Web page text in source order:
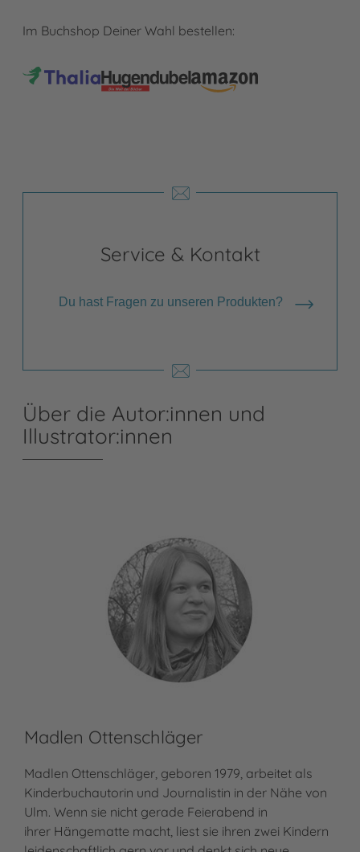
Im Buchshop Deiner Wahl bestellen:
Service & Kontakt
Du hast Fragen zu unseren Produkten?
Über die Autor:innen und
Illustrator:innen
Madlen Ottenschläger
Madlen Ottenschläger, geboren 1979, arbeitet als
Kinderbuchautorin und Journalistin in der Nähe von
Ulm. Wenn sie nicht gerade Feierabend in
ihrer Hängematte macht, liest sie ihren zwei Kindern